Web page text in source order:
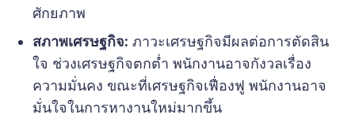
ศักยภาพ
สภาพเศรษฐกิจ: ภาวะเศรษฐกิจมีผลต่อการตัดสิน
ใจ ช่วงเศรษฐกิจตกต่ำ พนักงานอาจกังวลเรื่อง
ความมั่นคง ขณะที่เศรษฐกิจเฟื่องฟู พนักงานอาจ
มั่นใจในการหางานใหม่มากขึ้น